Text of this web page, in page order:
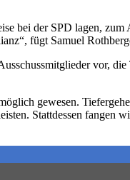
bei der SPD lagen,
fügt Samuel
vor,
gewesen.
Stattdessen fangen